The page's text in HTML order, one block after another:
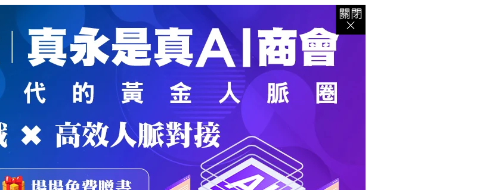
登入｜註冊｜會員中心 結帳
魔法弟子｜自資出版｜電子書 ｜客服中心｜ 智慧型立体會員